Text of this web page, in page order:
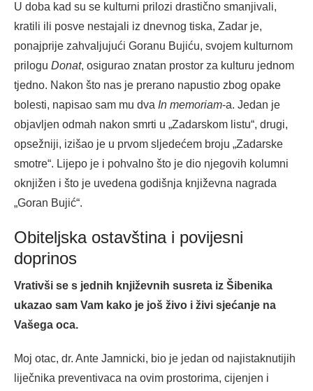
U doba kad su se kulturni prilozi drastično smanjivali,
kratili ili posve nestajali iz dnevnog tiska, Zadar je,
ponajprije zahvaljujući Goranu Bujiću, svojem kulturnom
prilogu Donat, osigurao znatan prostor za kulturu jednom
tjedno. Nakon što nas je prerano napustio zbog opake
bolesti, napisao sam mu dva In memoriam-a. Jedan je
objavljen odmah nakon smrti u „Zadarskom listu“, drugi,
opsežniji, izišao je u prvom sljedećem broju „Zadarske
smotre“. Lijepo je i pohvalno što je dio njegovih kolumni
oknjižen i što je uvedena godišnja književna nagrada
„Goran Bujić“.
Obiteljska ostavština i povijesni
doprinos
Vrativši se s jednih književnih susreta iz Šibenika
ukazao sam Vam kako je još živo i živi sjećanje na
Vašega oca.
Moj otac, dr. Ante Jamnicki, bio je jedan od najistaknutijih
liječnika preventivaca na ovim prostorima, cijenjen i